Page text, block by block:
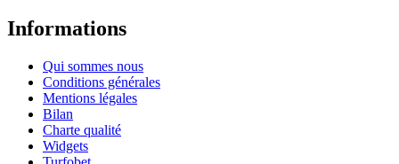
Informations
Qui sommes nous
Conditions générales
Mentions légales
Bilan
Charte qualité
Widgets